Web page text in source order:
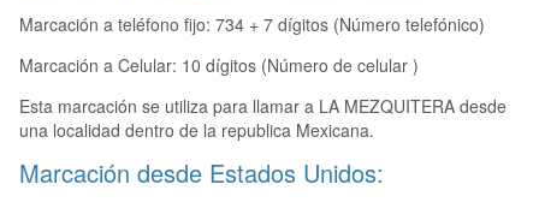
Marcación a teléfono fijo: 734 + 7 dígitos (Número telefónico)
Marcación a Celular: 10 dígitos (Número de celular )
Esta marcación se utiliza para llamar a LA MEZQUITERA desde
una localidad dentro de la republica Mexicana.
Marcación desde Estados Unidos: